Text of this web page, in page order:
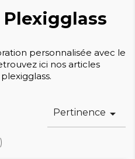
personnalisée avec le
ici nos articles
Pertinence 